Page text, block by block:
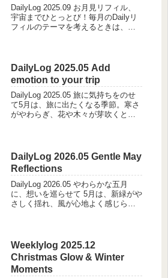
DailyLog 2025.09 お月見リフィル、
宇宙までひとっとび！毎月のDailyリ
フィルのテーマを考えるときは、そ
「海外の新学期」に合わせ...
DailyLog 2025.05 Add
emotion to your trip
DailyLog 2025.05 旅に気持ちをのせ
て5月は、旅に出たくなる季節。寒さ
がやわらぎ、花や木々が芽吹くと、
か遠くへ、心の向くままに旅をし...
DailyLog 2026.05 Gentle May
Reflections
DailyLog 2026.05 やわらかな五月
に、想いを巡らせて 5月は、新緑がや
さしく揺れ、風が心地よく感じられ
月のリフィルは、初夏のやわら...
Weeklylog 2025.12
Christmas Glow & Winter
Moments